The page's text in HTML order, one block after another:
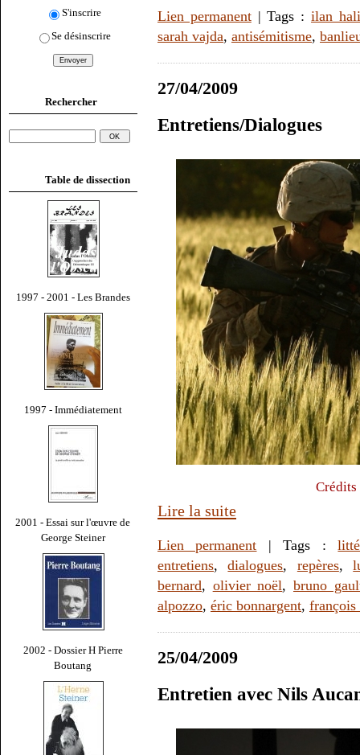
S'inscrire
Se désinscrire
Rechercher
Table de dissection
1997 - 2001 - Les Brandes
1997 - Immédiatement
2001 - Essai sur l'œuvre de
George Steiner
2002 - Dossier H Pierre
Boutang
Lien permanent| Tags :ilan
sarah vajda, antisémitisme,
27/04/2009
Entretiens/Dialogues
Crédits
Lire la suite
Lien permanent | Tags :
entretiens,dialogues, repères,
bernard, olivier noël, bruno
alpozzo, éric bonnargent,
25/04/2009
Entretien avec Nils